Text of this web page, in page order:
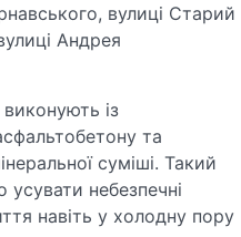
вулиці Старий
Андрея
із
та
суміші. Такий
небезпечні
навіть у холодну пору